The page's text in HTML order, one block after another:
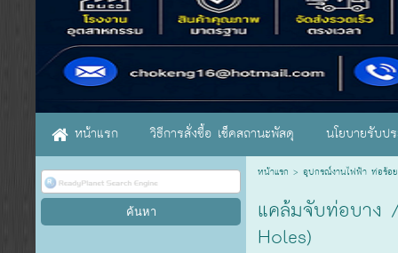
หน้าแรก วิธีการสั่งซื้อ เช็คสถานะพัสดุ นโยบายรับป
หน้าแรก > อุปกรณ์งานไฟฟ้า ท่อร้อ
แคล้มจับท่อบาง
Holes)